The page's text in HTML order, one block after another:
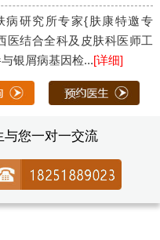
病研究所专家{肤康特邀专
医结合全科及皮肤科医师工
银屑病基因检...[详细]
您一对一交流